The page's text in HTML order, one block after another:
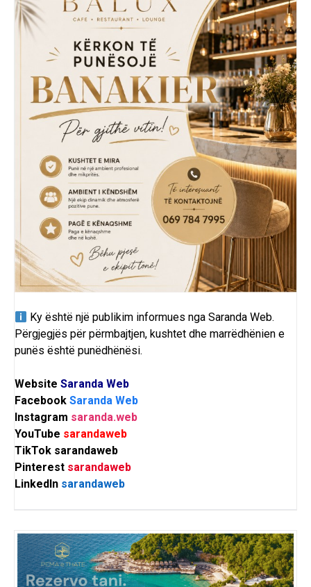
Ky është një publikim informues ngaSaranda Web.
Përgjegjës për përmbajtjen, kushtet dhe marrëdhënien e
punës është punëdhënësi.
Website Saranda Web
Facebook Saranda Web
Instagram saranda.web
YouTube sarandaweb
TikTok sarandaweb
Pinterest sarandaweb
LinkedIn sarandaweb